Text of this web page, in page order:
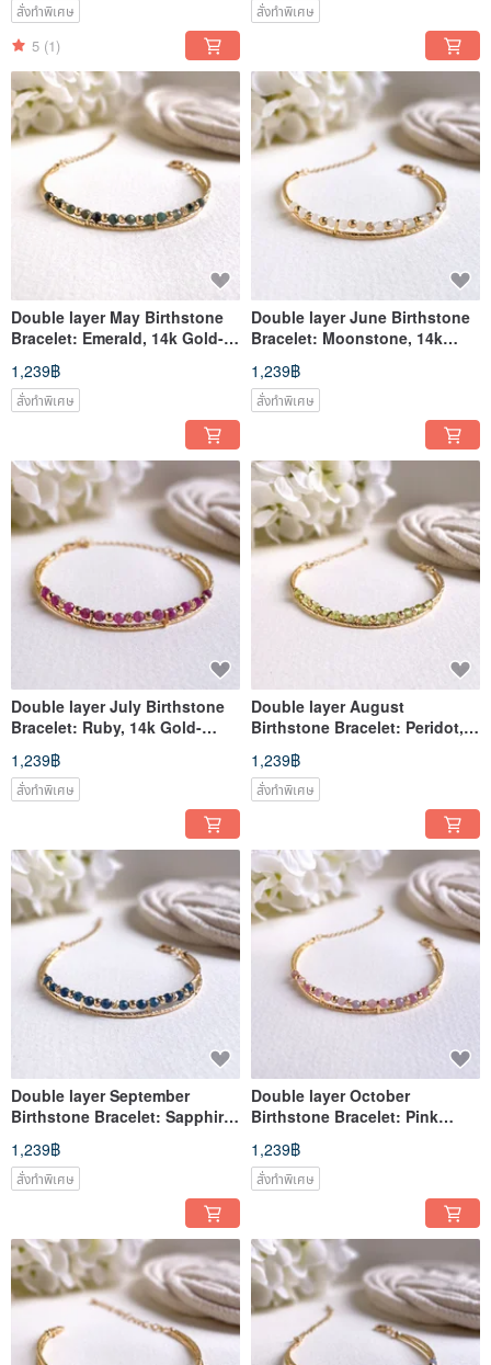
สั่งทำพิเศษ
5 (1)
สั่งทำพิเศษ
Double layer May Birthstone
Bracelet: Emerald, 14k Gold-
1,239฿
สั่งทำพิเศษ
Double layer June Birthstone
Bracelet: Moonstone, 14k
Gold-Filled
1,239฿
สั่งทำพิเศษ
Double layer July Birthstone
Bracelet: Ruby, 14k Gold-
1,239฿
สั่งทำพิเศษ
Double layer August
Birthstone Bracelet: Peridot,
14k Gold-Filled
1,239฿
สั่งทำพิเศษ
Double layer September
Birthstone Bracelet: Sapphire,
14k Gold-Filled
1,239฿
สั่งทำพิเศษ
Double layer October
Birthstone Bracelet: Pink
Tourmaline, 14k Gold-Filled
1,239฿
สั่งทำพิเศษ